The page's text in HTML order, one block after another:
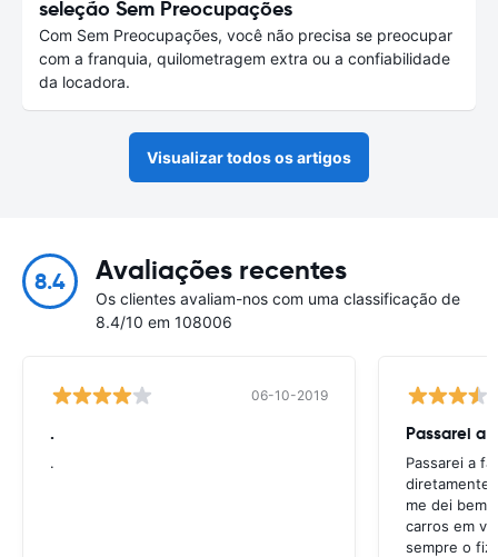
seleção Sem Preocupações
Com Sem Preocupações, você não precisa se preocupar
com a franquia, quilometragem extra ou a confiabilidade
da locadora.
Visualizar todos os artigos
8.4 Avaliações recentes
Os clientes avaliam-nos com uma classificação de
8.4/10 em 108006
06-10-2019
.
.
Passarei a
Passarei a
diretamente
me dei bem
carros em
sempre o fiz